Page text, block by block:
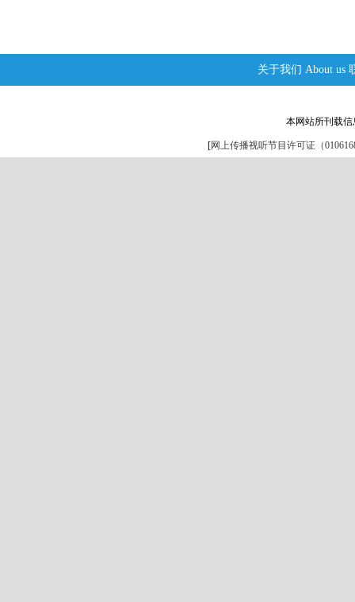
关于我们 About us
本网站所刊载
[网上传播视听节目许可证（